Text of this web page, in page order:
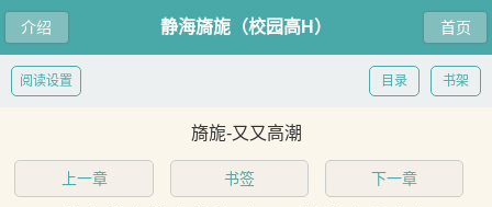
介绍 首页
静海旖旎（校园高H）
书架
目录
阅读设置
旖旎-又又高潮
上一章 书签 下一章